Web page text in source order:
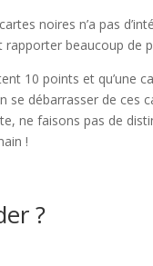
noires n’a pas
beaucoup de
10 points et qu’une
se débarrasser de ces
ne faisons pas de
!
?